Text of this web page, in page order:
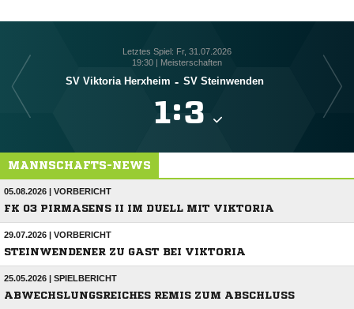
Letztes Spiel: Fr, 31.07.2026
19:30 | Meisterschaften
SV Viktoria Herxheim - SV Steinwenden
:
MANNSCHAFTS-NEWS
05.08.2026 | VORBERICHT
FK 03 PIRMASENS II IM DUELL MIT VIKTORIA
29.07.2026 | VORBERICHT
STEINWENDENER ZU GAST BEI VIKTORIA
25.05.2026 | SPIELBERICHT
ABWECHSLUNGSREICHES REMIS ZUM ABSCHLUSS